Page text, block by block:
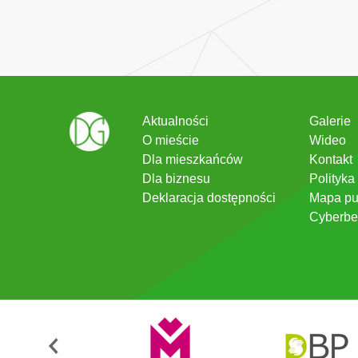
Aktualności
O mieście
Dla mieszkańców
Dla biznesu
Deklaracja dostępności
Galerie
Wideo
Kontakt
Mapa